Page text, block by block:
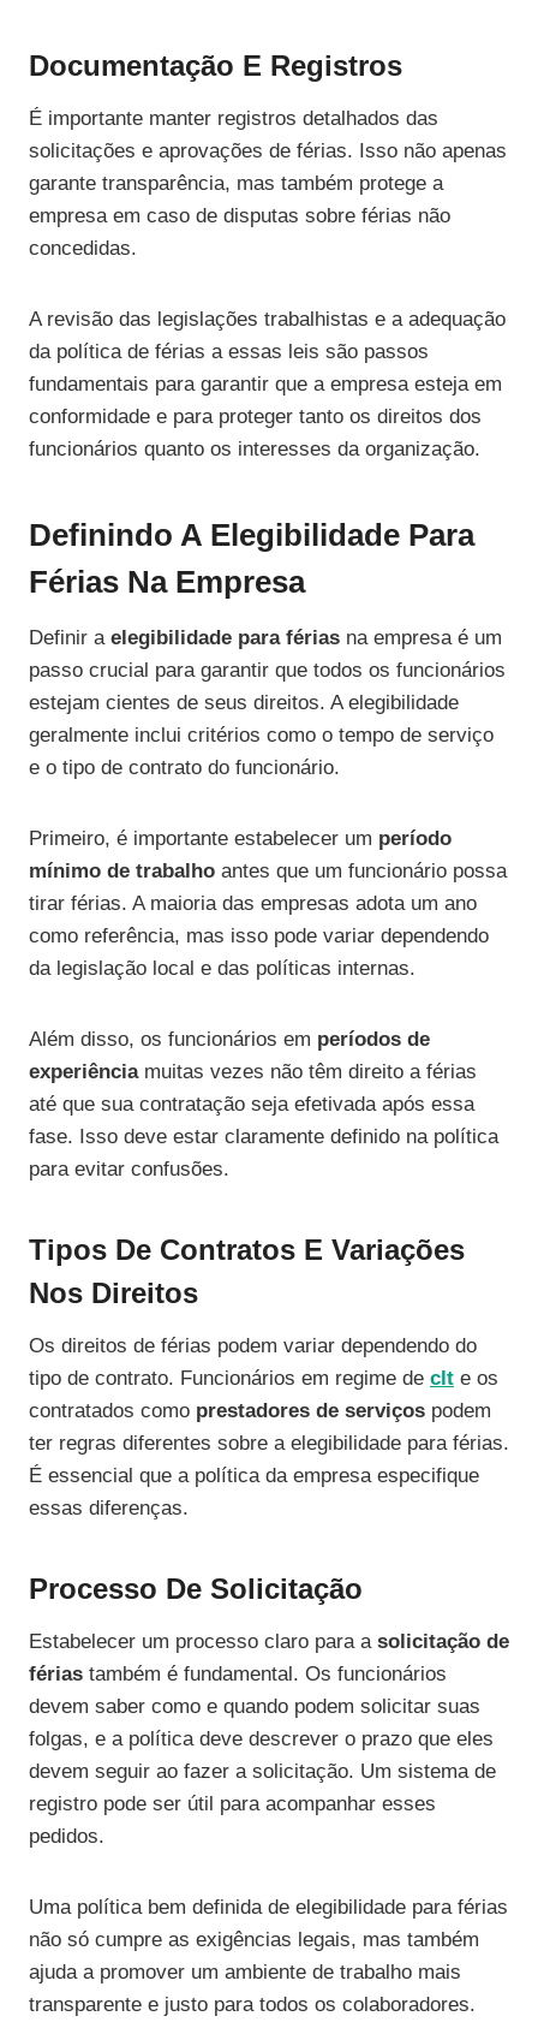
Documentação E Registros
É importante manter registros detalhados das
solicitações e aprovações de férias. Isso não apenas
garante transparência, mas também protege a
empresa em caso de disputas sobre férias não
concedidas.
A revisão das legislações trabalhistas e a adequação
da política de férias a essas leis são passos
fundamentais para garantir que a empresa esteja em
conformidade e para proteger tanto os direitos dos
funcionários quanto os interesses da organização.
Definindo A Elegibilidade Para
Férias Na Empresa
Definir a elegibilidade para férias na empresa é um
passo crucial para garantir que todos os funcionários
estejam cientes de seus direitos. A elegibilidade
geralmente inclui critérios como o tempo de serviço
e o tipo de contrato do funcionário.
Primeiro, é importante estabelecer um período
mínimo de trabalho antes que um funcionário possa
tirar férias. A maioria das empresas adota um ano
como referência, mas isso pode variar dependendo
da legislação local e das políticas internas.
Além disso, os funcionários em períodos de
experiênciamuitas vezes não têm direito a férias
até que sua contratação seja efetivada após essa
fase. Isso deve estar claramente definido na política
para evitar confusões.
Tipos De Contratos E Variações
Nos Direitos
Os direitos de férias podem variar dependendo do
tipo de contrato. Funcionários em regime de clt e os
contratados como prestadores de serviços podem
ter regras diferentes sobre a elegibilidade para férias.
É essencial que a política da empresa especifique
essas diferenças.
Processo De Solicitação
Estabelecer um processo claro para a solicitação de
férias também é fundamental. Os funcionários
devem saber como e quando podem solicitar suas
folgas, e a política deve descrever o prazo que eles
devem seguir ao fazer a solicitação. Um sistema de
registro pode ser útil para acompanhar esses
pedidos.
Uma política bem definida de elegibilidade para férias
não só cumpre as exigências legais, mas também
ajuda a promover um ambiente de trabalho mais
transparente e justo para todos os colaboradores.